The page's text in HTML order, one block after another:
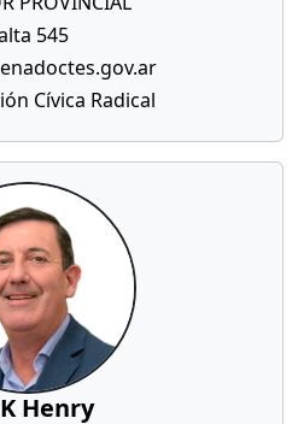
545
Cívica Radical
Henry